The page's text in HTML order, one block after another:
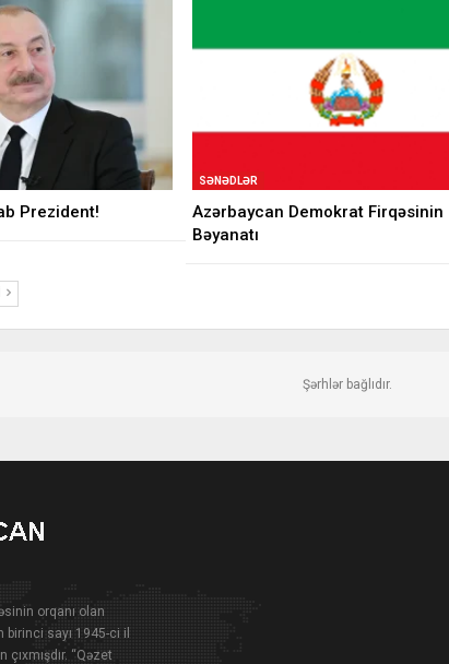
Prezident!
SƏNƏDLƏR
Azərbaycan Demokrat Firqəsinin
Bəyanatı
Şərhlər bağlıdır.
orqanı olan
birinci sayı 1945-ci il
çıxmışdır. “Qəzet